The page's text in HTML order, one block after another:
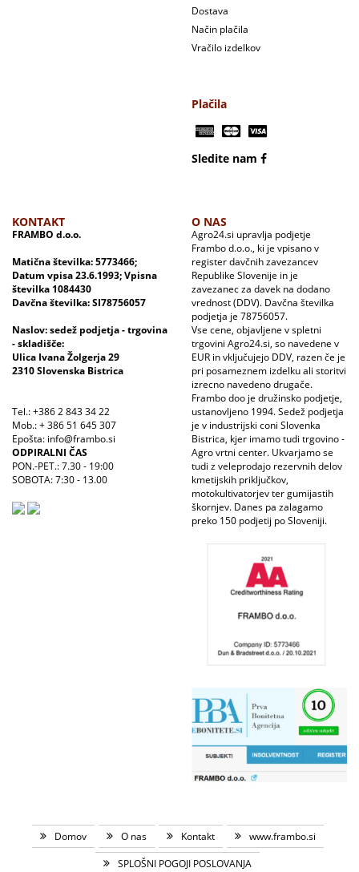
Dostava
Način plačila
Vračilo izdelkov
Plačila
Sledite nam
KONTAKT
FRAMBO d.o.o.
Matična številka: 5773466;
Datum vpisa 23.6.1993; Vpisna
številka 1084430
Davčna številka: SI78756057
Naslov: sedež podjetja - trgovina
- skladišče:
Ulica Ivana Žolgerja 29
2310 Slovenska Bistrica
Tel.: +386 2 843 34 22
Mob.: + 386 51 645 307
Epošta: info@frambo.si
ODPIRALNI ČAS
PON.-PET.: 7.30 - 19:00
SOBOTA: 7:30 - 13.00
O NAS
Agro24.si upravlja podjetje
Frambo d.o.o., ki je vpisano v
register davčnih zavezancev
Republike Slovenije in je
zavezanec za davek na dodano
vrednost (DDV). Davčna številka
podjetja je 78756057.
Vse cene, objavljene v spletni
trgovini Agro24.si, so navedene v
EUR in vključujejo DDV, razen če je
pri posameznem izdelku ali storitvi
izrecno navedeno drugače.
Frambo doo je družinsko podjetje,
ustanovljeno 1994. Sedež podjetja
je v industrijski coni Slovenka
Bistrica, kjer imamo tudi trgovino -
Agro vrtni center. Ukvarjamo se
tudi z veleprodajo rezervnih delov
kmetijskih priključkov,
motokultivatorjev ter gumijastih
škornjev. Danes pa zalagamo
preko 150 podjetij po Sloveniji.
Domov O nas Kontakt
www.frambo.si
SPLOŠNI POGOJI POSLOVANJA